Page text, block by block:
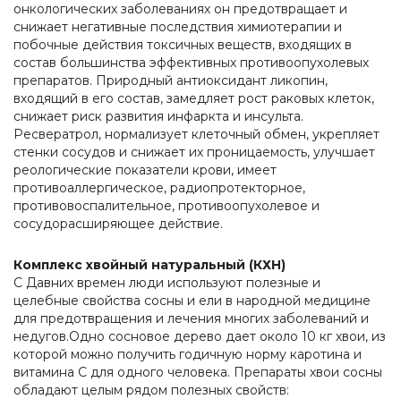
онкологических заболеваниях он предотвращает и
снижает негативные последствия химиотерапии и
побочные действия токсичных веществ, входящих в
состав большинства эффективных противоопухолевых
препаратов. Природный антиоксидант ликопин,
входящий в его состав, замедляет рост раковых клеток,
снижает риск развития инфаркта и инсульта.
Ресвератрол, нормализует клеточный обмен, укрепляет
стенки сосудов и снижает их проницаемость, улучшает
реологические показатели крови, имеет
противоаллергическое, радиопротекторное,
противовоспалительное, противоопухолевое и
сосудорасширяющее действие.
Комплекс хвойный натуральный (КХН)
С Давних времен люди используют полезные и
целебные свойства сосны и ели в народной медицине
для предотвращения и лечения многих заболеваний и
недугов.Одно сосновое дерево дает около 10 кг хвои, из
которой можно получить годичную норму каротина и
витамина С для одного человека. Препараты хвои сосны
обладают целым рядом полезных свойств: